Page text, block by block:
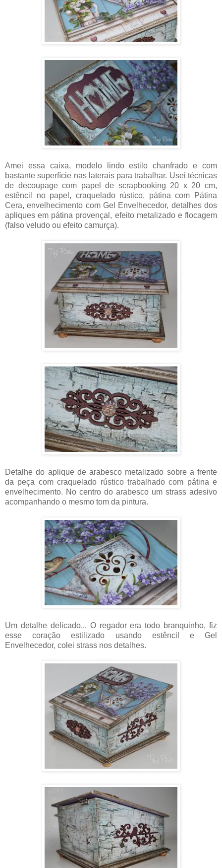
Amei essa caixa, modelo lindo estilo chanfrado e com
bastante superfície nas laterais para trabalhar. Usei técnicas
de decoupage com papel de scrapbooking 20 x 20 cm,
estêncil no papel, craquelado rústico, pátina com Pátina
Cera, envelhecimento com Gel Envelhecedor, detalhes dos
apliques em pátina provençal, efeito metalizado e flocagem
(falso veludo ou efeito camurça).
Detalhe do aplique de arabesco metalizado sobre a frente
da peça com craquelado rústico trabalhado com pátina e
envelhecimento. No centro do arabesco um strass adesivo
acompanhando o mesmo tom da pintura.
Um detalhe delicado... O regador era todo branquinho, fiz
esse coração estilizado usando estêncil e Gel
Envelhecedor, colei strass nos detalhes.